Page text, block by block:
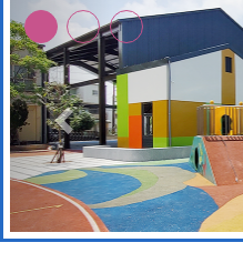
本校115